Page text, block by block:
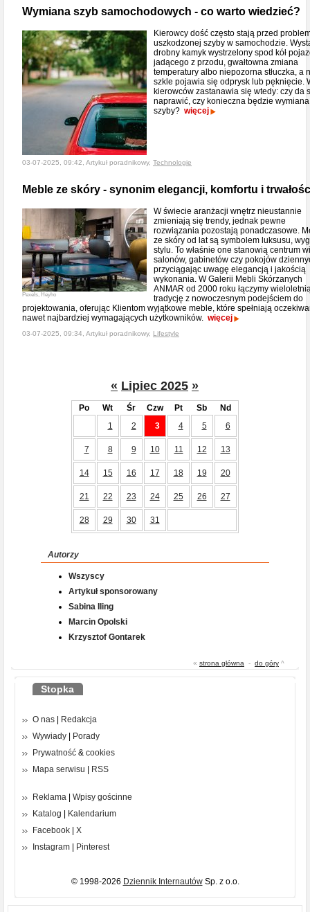
Wymiana szyb samochodowych - co warto wiedzieć?
Kierowcy dość często stają przed
uszkodzonej szyby w samochodzie.
drobny kamyk wystrzelony spod kół
jadącego z przodu, gwałtowna zmiana
temperatury albo niepozorna stłuczka, a
szkle pojawia się odprysk lub pęknięcie.
kierowców zastanawia się wtedy: czy da
naprawić, czy konieczna będzie wymiana
szyby? więcej
03-07-2025, 09:42, Artykuł poradnikowy, Technologie
Meble ze skóry - synonim elegancji, komfortu i
Pexels, Heyho
W świecie aranżacji wnętrz nieustannie
zmieniają się trendy, jednak pewne
rozwiązania pozostają ponadczasowe.
ze skóry od lat są symbolem luksusu,
stylu. To właśnie one stanowią centrum
salonów, gabinetów czy pokojów
przyciągając uwagę elegancją i jakością
wykonania. W Galerii Mebli Skórzanych
ANMAR od 2000 roku łączymy
tradycję z nowoczesnym podejściem do
projektowania, oferując Klientom wyjątkowe meble, które spełniają
nawet najbardziej wymagających użytkowników. więcej
03-07-2025, 09:34, Artykuł poradnikowy, Lifestyle
« Lipiec 2025 »
Po Wt Śr Czw Pt Sb
Nd
1
2 3 4 5 6
7 8 9 10 11 12 13
14 15 16 17 18 19 20
21 22 23 24 25 26 27
28 29 30 31
Autorzy
Wszyscy
Artykuł sponsorowany
Sabina Iling
Marcin Opolski
Krzysztof Gontarek
« strona główna - do góry ^
Stopka
O nas
Redakcja
Wywiady
Porady
Prywatność & cookies
Mapa serwisu
RSS
Reklama
Wpisy gościnne
Katalog
Kalendarium
Facebook
X
Instagram
Pinterest
© 1998-2026 Dziennik InternautówSp. z o.o.